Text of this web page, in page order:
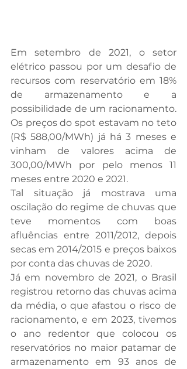
Em setembro de 2021, o setor
elétrico passou por um desafio de
recursos com reservatório em 18%
de armazenamento e a
possibilidade de um racionamento.
Os preços do spot estavam no teto
(R$ 588,00/MWh) já há 3 meses e
vinham de valores acima de
300,00/MWh por pelo menos 11
meses entre 2020 e 2021.
Tal situação já mostrava uma
oscilação do regime de chuvas que
teve momentos com boas
afluências entre 2011/2012, depois
secas em 2014/2015 e preços baixos
por conta das chuvas de 2020.
Já em novembro de 2021, o Brasil
registrou retorno das chuvas acima
da média, o que afastou o risco de
racionamento, e em 2023, tivemos
o ano redentor que colocou os
reservatórios no maior patamar de
armazenamento em 93 anos de